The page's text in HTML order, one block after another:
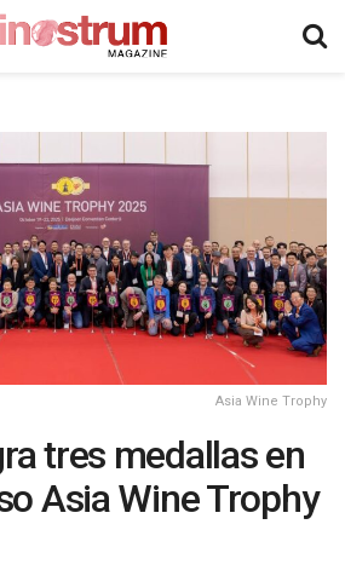
Asia Wine Trophy
tres medallas en
Asia Wine Trophy